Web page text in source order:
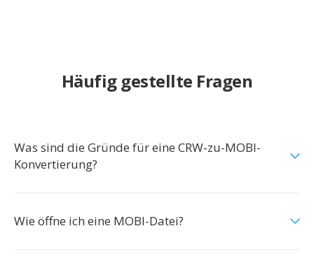
Häufig gestellte Fragen
Was sind die Gründe für eine CRW-zu-MOBI-
Konvertierung?
Wie öffne ich eine MOBI-Datei?